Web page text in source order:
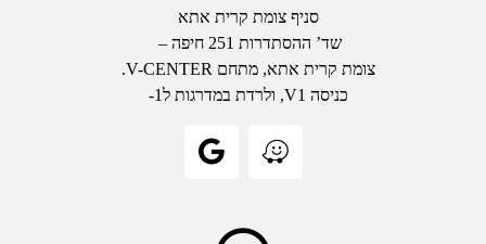
סניף צומת קרית אתא
שד’ ההסתדרות 251 חיפה –
צומת קרית אתא, מתחם V-CENTER.
כניסה V1, ולרדת במדרגות ל1-